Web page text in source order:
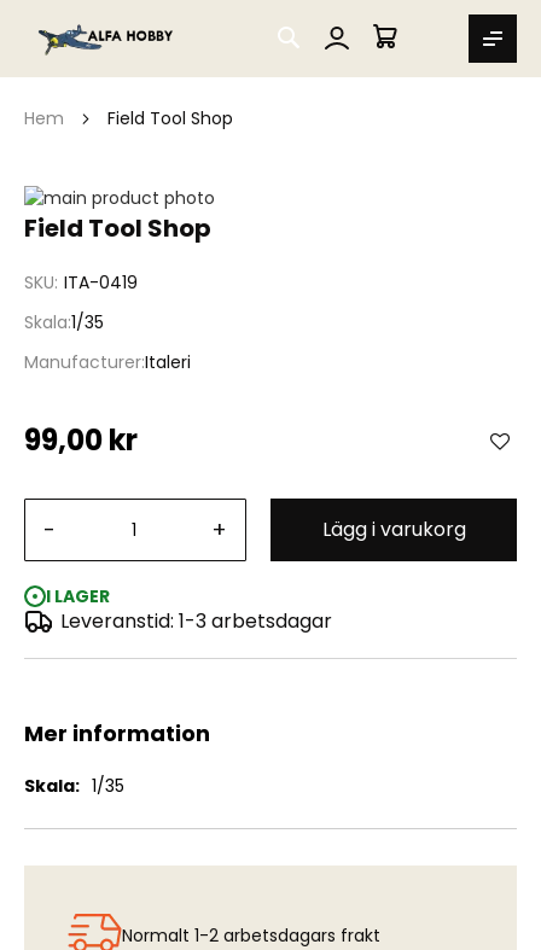
SEARCH
MIN VARUKORG
Hem Field Tool Shop
Field Tool Shop
SKU ITA-0419
Skala 1/35
ManufacturerItaleri
99,00 kr
- + Lägg i varukorg
I LAGER
Leveranstid: 1-3 arbetsdagar
Hoppa
till
bildgalleriet
Hoppa
av
bildgalleriet
Mer information
Mer
1/35
Normalt 1-2 arbetsdagars frakt